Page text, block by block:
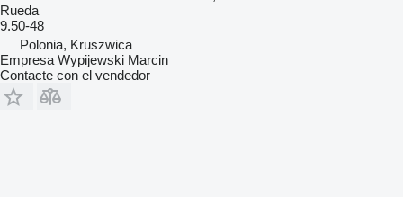
Rueda
9.50-48
Polonia, Kruszwica
Empresa Wypijewski Marcin
Contacte con el vendedor